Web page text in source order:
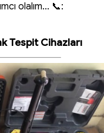
olalım... 📞:
Tespit Cihazları